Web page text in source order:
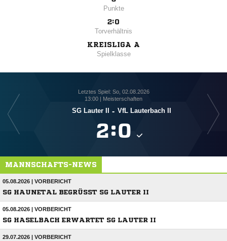
Punkte
2:0
Torverhältnis
KREISLIGA A
Spielklasse
Letztes Spiel: So, 02.08.2026
13:00 | Meisterschaften
SG Lauter II - VfL Lauterbach II
:
MANNSCHAFTS-NEWS
05.08.2026 | VORBERICHT
SG HAUNETAL BEGRÜSST SG LAUTER II
05.08.2026 | VORBERICHT
SG HASELBACH ERWARTET SG LAUTER II
29.07.2026 | VORBERICHT